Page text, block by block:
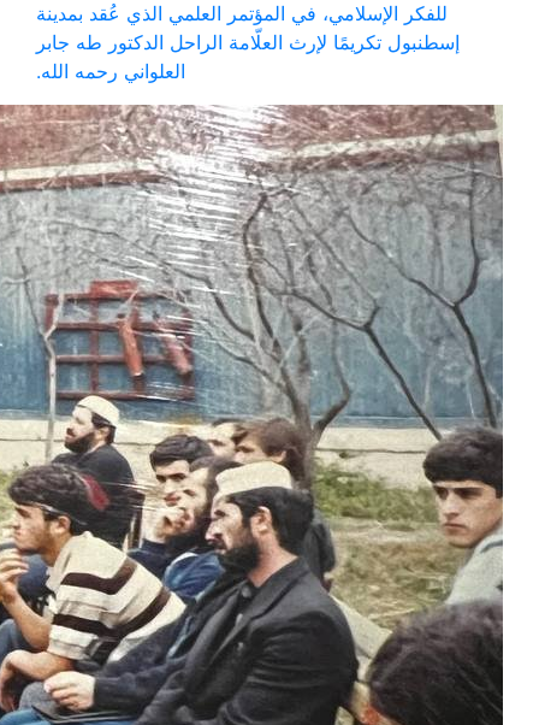
للفكر الإسلامي، في المؤتمر العلمي الذي عُقد بمدينة
إسطنبول تكريمًا لإرث العلّامة الراحل الدكتور طه جابر
العلواني رحمه الله.